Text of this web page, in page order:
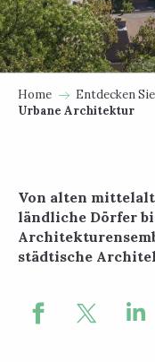
Home Entdecken Sie
Urbane Architektur
Von alten
ländliche Dörfer
städtische